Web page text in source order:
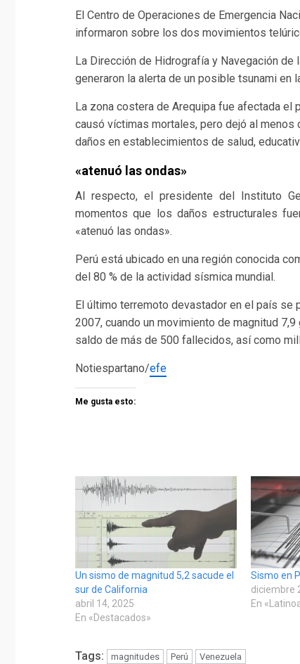
El Centro de Operaciones de Emergencia
informaron sobre los dos movimientos
La Dirección de Hidrografía y Navegación
generaron la alerta de un posible tsunami en
La zona costera de Arequipa fue afectada el
causó víctimas mortales, pero dejó al
daños en establecimientos de salud,
«atenuó las ondas»
Al respecto, el presidente del Instituto
momentos que los daños estructurales
«atenuó las ondas».
Perú está ubicado en una región conocida
del 80 % de la actividad sísmica mundial.
El último terremoto devastador en el país se
2007, cuando un movimiento de magnitud
saldo de más de 500 fallecidos, así como
Notiespartano/efe
Me gusta esto:
Un sismo de magnitud 5,2 sacude el
sur de California
abril 14, 2025
En «Destacados»
Sismo en
diciembre
En
Tags: magnitudes Perú Venezuela